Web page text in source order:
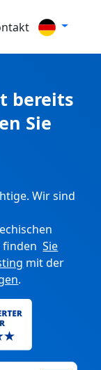
bereits
Sie
Wir sind
findenSie
mit der
.